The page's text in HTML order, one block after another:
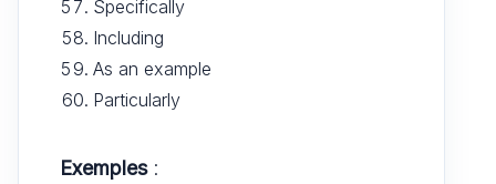
Specifically
Including
As an example
Particularly
Exemples: